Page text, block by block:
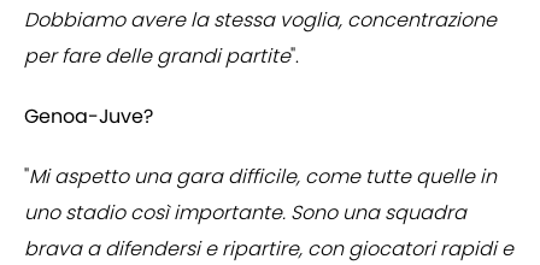
Dobbiamo avere la stessa voglia, concentrazione
per fare delle grandi partite".
Genoa-Juve?
"Mi aspetto una gara difficile, come tutte quelle in
uno stadio così importante. Sono una squadra
brava a difendersi e ripartire, con giocatori rapidi e